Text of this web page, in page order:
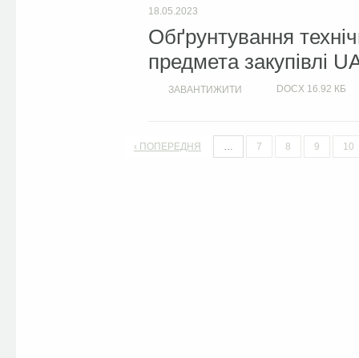
18.05.2023
Обґрунтування
предмета закупівлі
ЗАВАНТИЖИТИ DOCX 16.92 КБ
‹ ПОПЕРЕДНЯ … 7 8 9 10